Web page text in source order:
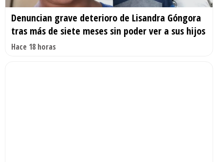
Denuncian grave deterioro de Lisandra Góngora
tras más de siete meses sin poder ver a sus hijos
Hace 18 horas